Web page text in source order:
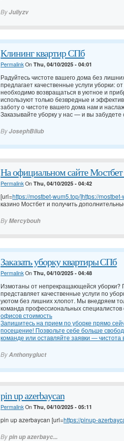
ByJuliyzv
Клининг квартир СПб
PermalinkOn Thu, 04/10/2025 - 04:01
Радуйтесь чистоте вашего дома без
предлагает качественные услуги уборки:
необходимо возвращаться в уютное и
используют только безвредные и
заботу о чистоте вашего дома нам и
Заказывайте уборку у нас — и вы
ByJosephBilub
На официальном сайте
PermalinkOn Thu, 04/10/2025 - 04:42
[url=https://mostbet-wum5.top/]https://
казино Мостбет и получить
ByMercybouh
Заказать уборку квартиры СПб
PermalinkOn Thu, 04/10/2025 - 04:48
Измотаны от непрекращающейся уборки?
представляет качественные услуги по
уютом без лишних хлопот. Мы внедряем
команда профессиональных
офисов стоимость
Запишитесь на прием по уборке прямо
посещение! Позвольте себе больше
команде или оставляйте заявки —
ByAnthonygluct
pin up azerbaycan
PermalinkOn Thu, 04/10/2025 - 05:11
pin up azerbaycan [url=https://pinup-
Bypin up azerbayc...